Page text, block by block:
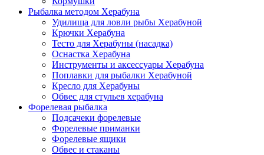
Рыбалка методом Херабуна
Удилища для ловли рыбы Херабуной
Крючки Херабуна
Тесто для Херабуны (насадка)
Оснастка Херабуна
Инструменты и аксессуары Херабуна
Поплавки для рыбалки Херабуной
Кресло для Херабуны
Обвес для стульев херабуна
Форелевая рыбалка
Подсачеки форелевые
Форелевые приманки
Форелевые ящики
Обвес и стаканы